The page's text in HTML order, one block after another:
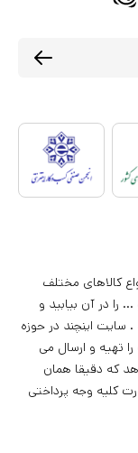
کالاهای مختلف
را در آن بیابید و
. سایت اینچند در حوزه
تهیه و ارسال می
که دقیقا همان
کلیه وجه پرداختی